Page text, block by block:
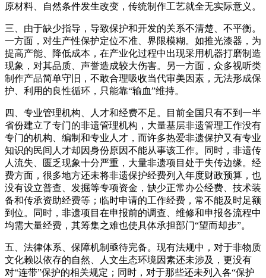
原材料、自然条件发生改变，传统制作工艺就全无实际意义。
三、由于缺少指导，导致保护和开发的关系不清楚、不平衡。
一方面，对生产性保护定位不准、界限模糊。如推光漆器，为
提高产能、降低成本，在产业化过程中出现采用机器打磨制造
现象，对其品质、声誉造成较大伤害。另一方面，众多视听类
制作产品简单守旧，不敢合理吸收当代审美因素，无法形成保
护、利用的良性循环，只能靠“输血”维持。
四、专业管理机构、人才和经费不足。目前全国只有不到一半
省份建立了专门的非遗管理机构，大量基层非遗管理工作没有
专门的机构、编制和专业人才，而许多热爱非遗保护又有专业
知识的民间人才却因身份原因不能从事该工作。同时，非遗传
人流失、匮乏现象十分严重，大量非遗项目处于失传边缘。经
费方面，很多地方还未将非遗保护经费列入年度财政预算，也
没有设立普查、发掘等专项资金，缺少正常办公经费、技术装
备和传承资助经费等；临时申请的工作经费，常不能及时足额
到位。同时，非遗项目在申报前的调查、维修和申报各流程中
均需大量经费，其筹集之难也使具体承担部门“望而却步”。
五、法律体系、保障机制亟待完备。现有法规中，对于非物质
文化赖以依存的自然、人文生态环境因素还未涉及，更没有
对“连带”保护的相关规定；同时，对于那些还未列入各“保护